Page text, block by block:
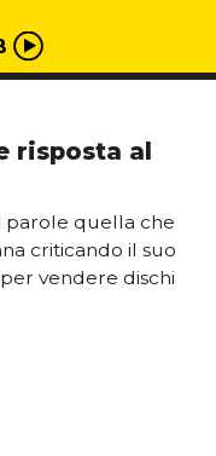
risposta al
parole quella che
criticando il suo
vendere dischi